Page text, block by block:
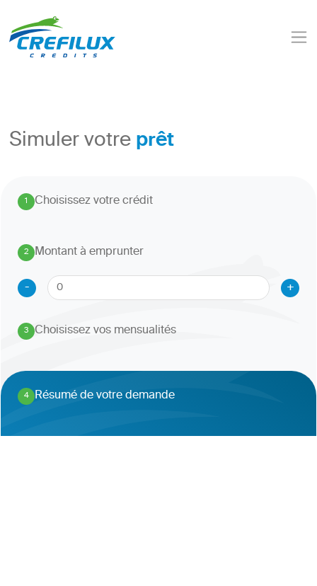
Simuler votreprêt
1. Choisissez votre crédit
2
.
Montant à emprunter
-
+
3
. Choisissez vos mensualités
4
. Résumé de votre demande